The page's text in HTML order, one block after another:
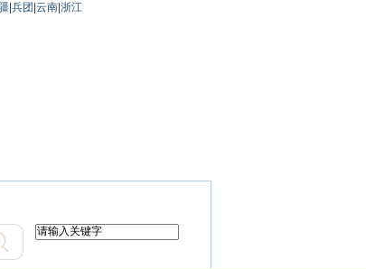
兵团 云南 浙江